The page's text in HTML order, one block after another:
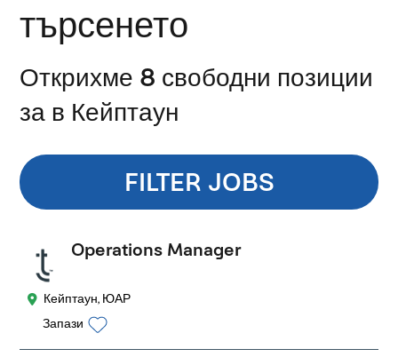
търсенето
Открихме 8 свободни позиции
за в Кейптаун
FILTER JOBS
Operations Manager
Кейптаун, ЮАР
Запази